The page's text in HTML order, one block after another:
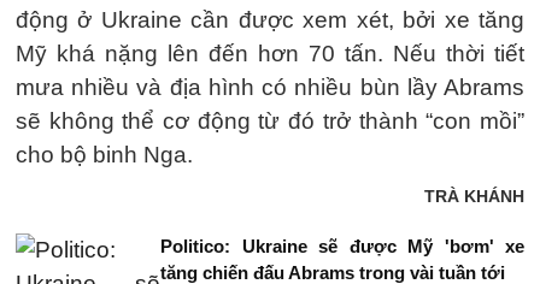
động ở Ukraine cần được xem xét, bởi xe tăng
Mỹ khá nặng lên đến hơn 70 tấn. Nếu thời tiết
mưa nhiều và địa hình có nhiều bùn lầy Abrams
sẽ không thể cơ động từ đó trở thành “con mồi”
cho bộ binh Nga.
TRÀ KHÁNH
Politico: Ukraine sẽ được Mỹ 'bơm' xe
tăng chiến đấu Abrams trong vài tuần tới